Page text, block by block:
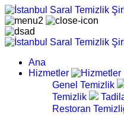
Ana
Hizmetler
Genel Temizlik
Temizlik
Restoran